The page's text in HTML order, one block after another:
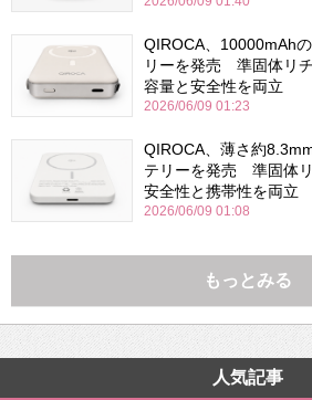
QIROCA、10000mAh
リーを発売 準固体リ
容量と安全性を両立
2026/06/09 01:23
QIROCA、薄さ約
テリーを発売 準固体
安全性と携帯性を両立
2026/06/09 01:08
もっとみる
人気記事